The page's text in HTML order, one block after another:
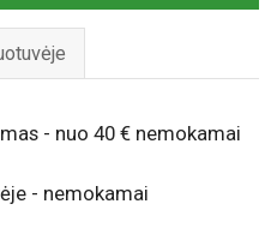
- nuo 40 € nemokamai
- nemokamai